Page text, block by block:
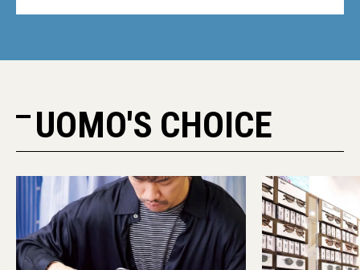
UOMO'S CHOICE